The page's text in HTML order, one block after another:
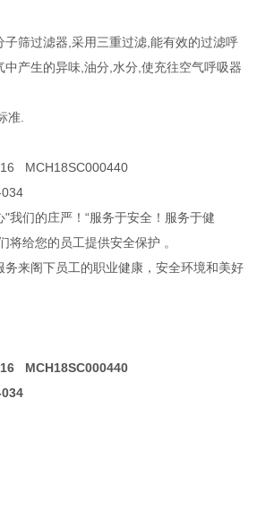
子筛过滤器,采用三重过滤,能有效的过滤呼
产生的异味,油分,水分,使充往空气呼吸器
准.
MCH18SC000440
我们的庄严！“服务于安全！服务于健
将给您的员工提供安全保护 。
务来阁下员工的职业健康，安全环境和美好
MCH18SC000440